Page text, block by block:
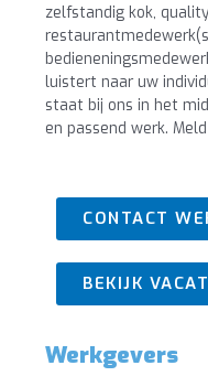
zelfstandig kok,
luistert naar uw
staat bij ons in het
en passend werk.
CONTACT
BEKIJK
Werkgevers